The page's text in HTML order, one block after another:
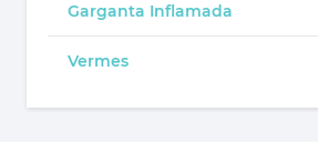
Garganta Inflamada
Vermes